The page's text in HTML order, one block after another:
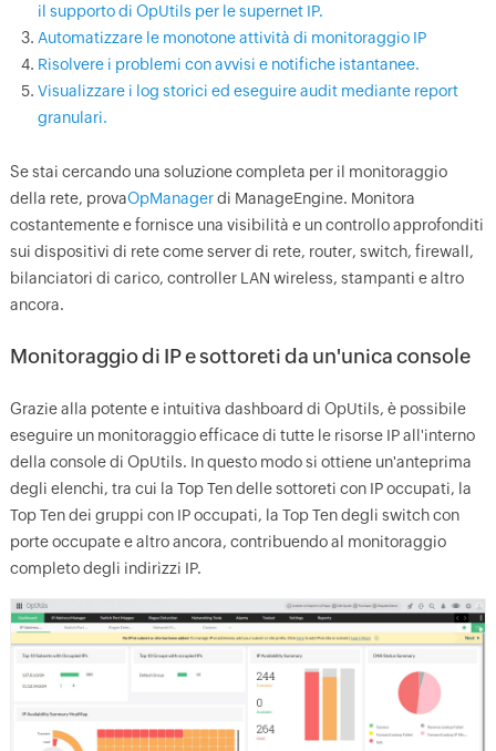
il supporto di OpUtils per le supernet IP.
Automatizzare le monotone attività di monitoraggio IP
Risolvere i problemi con avvisi e notifiche istantanee.
Visualizzare i log storici ed eseguire audit mediante report
granulari.
Se stai cercando una soluzione completa per il monitoraggio
della rete, provaOpManagerdi ManageEngine. Monitora
costantemente e fornisce una visibilità e un controllo approfonditi
sui dispositivi di rete come server di rete, router, switch, firewall,
bilanciatori di carico, controller LAN wireless, stampanti e altro
ancora.
Monitoraggio di IP e sottoreti da un'unica console
Grazie alla potente e intuitiva dashboard di OpUtils, è possibile
eseguire un monitoraggio efficace di tutte le risorse IP all'interno
della console di OpUtils. In questo modo si ottiene un'anteprima
degli elenchi, tra cui la Top Ten delle sottoreti con IP occupati, la
Top Ten dei gruppi con IP occupati, la Top Ten degli switch con
porte occupate e altro ancora, contribuendo al monitoraggio
completo degli indirizzi IP.